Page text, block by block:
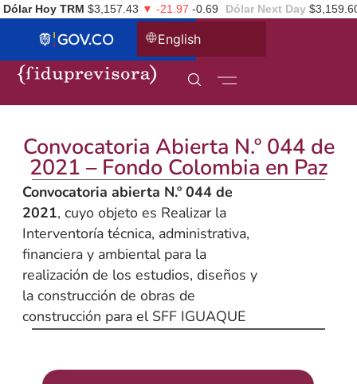
Dólar Hoy TRM $3,157.43 ▼ -21.97 -0.69 Dólar Next Day
English
Convocatoria Abierta N.º 044 de
2021 – Fondo Colombia en Paz
Convocatoria abierta N.º 044 de
2021, cuyo objeto es Realizar la
Interventoría técnica, administrativa,
financiera y ambiental para la
realización de los estudios, diseños y
la construcción de obras de
construcción para el SFF IGUAQUE